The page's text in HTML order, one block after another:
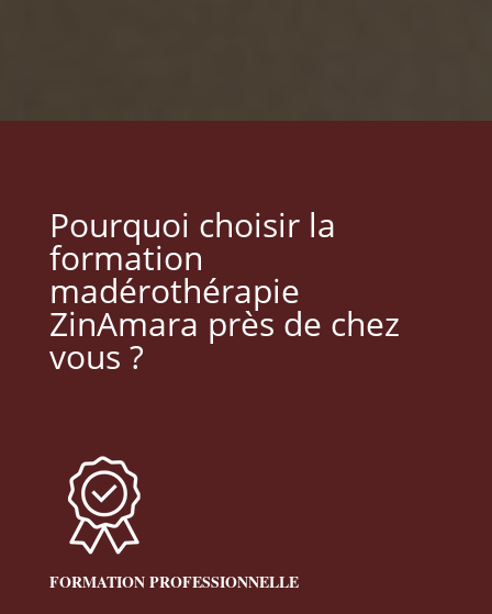
Pourquoi choisir la
formation
madérothérapie
ZinAmara près de chez
vous ?
FORMATION PROFESSIONNELLE